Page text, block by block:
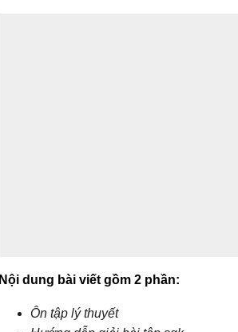
Nội dung bài viết gồm 2 phần:
Ôn tập lý thuyết